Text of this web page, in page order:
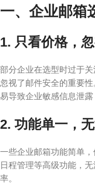
一、企业邮箱
1. 只看价格，
部分企业在选型时过于
忽视了邮件安全的重要
易导致企业敏感信息泄露
2. 功能单一，
一些企业邮箱功能简单
日程管理等高级功能，
率。